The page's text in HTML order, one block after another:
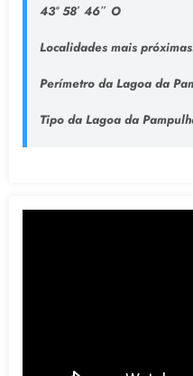
43° 58′ 46″ O
Localidades mais
Perímetro da Lagoa da
Tipo da Lagoa da